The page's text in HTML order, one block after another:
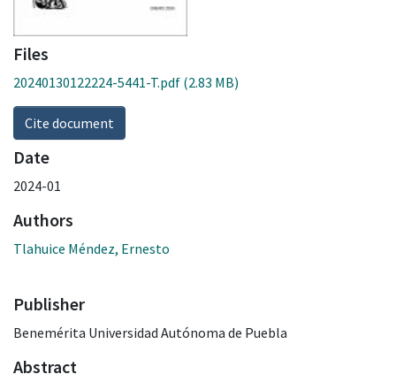
Files
20240130122224-5441-T.pdf (2.83 MB)
Cite document
Date
2024-01
Authors
Tlahuice Méndez, Ernesto
Publisher
Benemérita Universidad Autónoma de Puebla
Abstract